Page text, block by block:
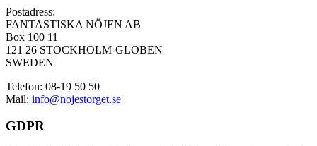
Postadress:
FANTASTISKA NÖJEN AB
Box 100 11
121 26 STOCKHOLM-GLOBEN
SWEDEN
Telefon: 08-19 50 50
Mail: info@nojestorget.se
GDPR